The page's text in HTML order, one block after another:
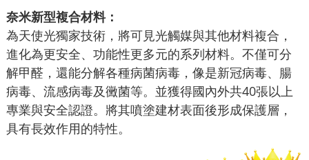
奈米新型複合材料：
為天使光獨家技術，將可見光觸媒與其他材料複合，
進化為更安全、功能性更多元的系列材料。不僅可分
解甲醛，還能分解各種病菌病毒，像是新冠病毒、腸
病毒、流感病毒及黴菌等。並獲得國內外共40張以上
專業與安全認證。將其噴塗建材表面後形成保護層，
具有長效作用的特性。